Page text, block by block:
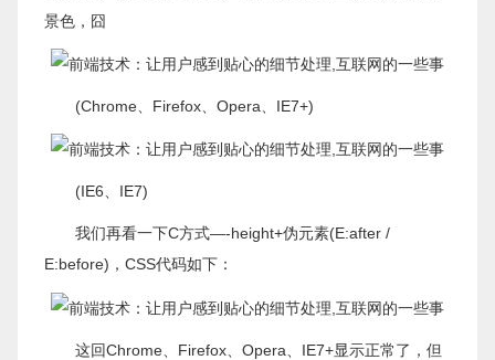
景色，囧
(Chrome、Firefox、Opera、IE7+)
(IE6、IE7)
我们再看一下C方式—-height+伪元素(E:after /
E:before)，CSS代码如下：
这回Chrome、Firefox、Opera、IE7+显示正常了，但